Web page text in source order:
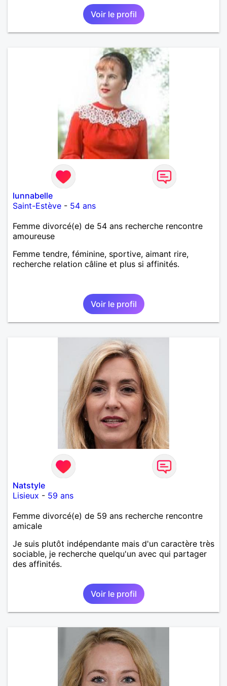
Voir le profil
lunnabelle
Saint-Estève - 54 ans
Femme divorcé(e) de 54 ans recherche rencontre
amoureuse
Femme tendre, féminine, sportive, aimant rire,
recherche relation câline et plus si affinités.
Voir le profil
Natstyle
Lisieux - 59 ans
Femme divorcé(e) de 59 ans recherche rencontre
amicale
Je suis plutôt indépendante mais d'un caractère très
sociable, je recherche quelqu'un avec qui partager
des affinités.
Voir le profil